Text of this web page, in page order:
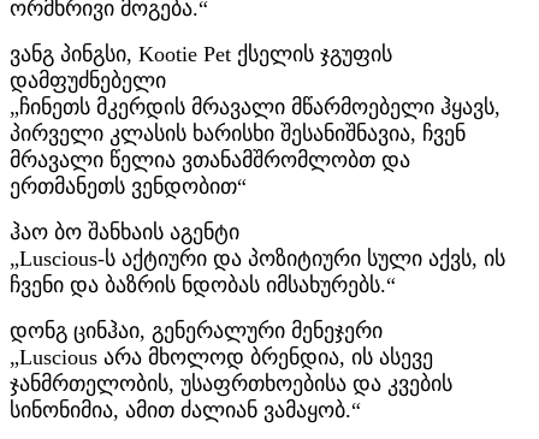
ორმხრივი მოგება.“
ვანგ პინგსი, Kootie Pet ქსელის ჯგუფის
დამფუძნებელი
„ჩინეთს მკერდის მრავალი მწარმოებელი ჰყავს,
პირველი კლასის ხარისხი შესანიშნავია, ჩვენ
მრავალი წელია ვთანამშრომლობთ და
ერთმანეთს ვენდობით“
ჰაო ბო შანხაის აგენტი
„Luscious-ს აქტიური და პოზიტიური სული აქვს, ის
ჩვენი და ბაზრის ნდობას იმსახურებს.“
დონგ ცინჰაი, გენერალური მენეჯერი
„Luscious არა მხოლოდ ბრენდია, ის ასევე
ჯანმრთელობის, უსაფრთხოებისა და კვების
სინონიმია, ამით ძალიან ვამაყობ.“